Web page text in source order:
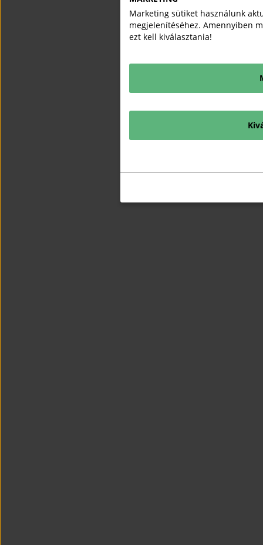
Marketing sütiket használunk
megjelenítéséhez. Amennyiben
ezt kell kiválasztania!